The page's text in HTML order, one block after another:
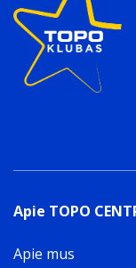
Apie TOPO
Apie mus